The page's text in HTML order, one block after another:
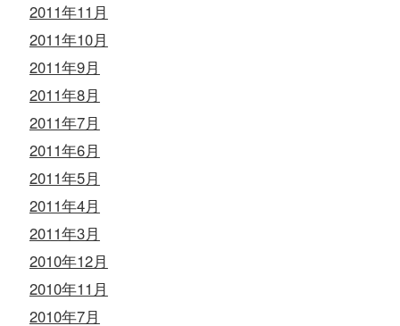
2011年11月
2011年10月
2011年9月
2011年8月
2011年7月
2011年6月
2011年5月
2011年4月
2011年3月
2010年12月
2010年11月
2010年7月